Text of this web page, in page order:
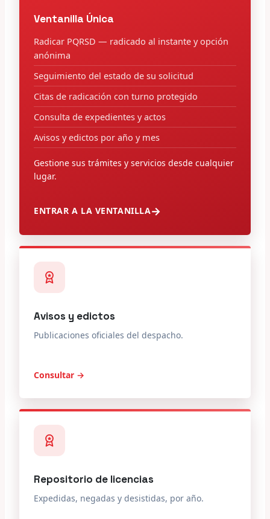
Ventanilla Única
Radicar PQRSD — radicado al instante y opción
anónima
Seguimiento del estado de su solicitud
Citas de radicación con turno protegido
Consulta de expedientes y actos
Avisos y edictos por año y mes
Gestione sus trámites y servicios desde cualquier
lugar.
ENTRAR A LA VENTANILLA
Avisos y edictos
Publicaciones oficiales del despacho.
Consultar →
Repositorio de licencias
Expedidas, negadas y desistidas, por año.